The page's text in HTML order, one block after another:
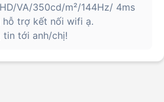
VA/350cd/m²/144Hz/ 4ms
hỗ trợ kết nối wifi ạ.
tin tới anh/chị!